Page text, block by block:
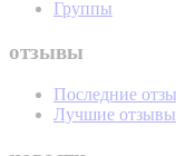
Группы
отзывы
Последние
Лучшие отзывы